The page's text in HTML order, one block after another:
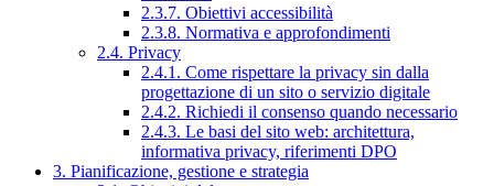
2.3.7. Obiettivi accessibilità
2.3.8. Normativa e approfondimenti
2.4. Privacy
2.4.1. Come rispettare la privacy sin dalla
progettazione di un sito o servizio digitale
2.4.2. Richiedi il consenso quando necessario
2.4.3. Le basi del sito web: architettura,
informativa privacy, riferimenti DPO
3. Pianificazione, gestione e strategia